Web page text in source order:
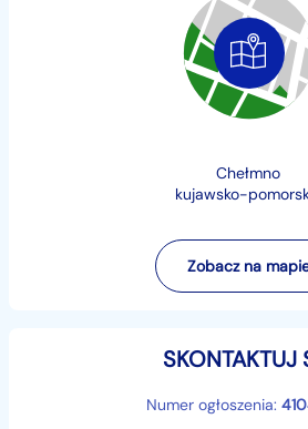
Na każde auto zakupione w
możliwość wykupienia gwarancji z
Szczegóły dotyczące gwarancji
VIN dla zainteresowanych do
internetowej autohandeljan.pl
Oferujemy również usługę
auta pod wskazany adres !
Szczegółowych informacji
naszego partnera pod nr.
Pokaż numer
Chełmno
kujawsko-
Zobacz na
SKONTAKTUJ
Numer ogłoszenia: